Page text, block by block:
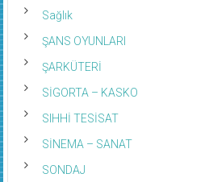
Sağlık
ŞANS OYUNLARI
ŞARKÜTERİ
SİGORTA – KASKO
SIHHİ TESİSAT
SİNEMA – SANAT
SONDAJ